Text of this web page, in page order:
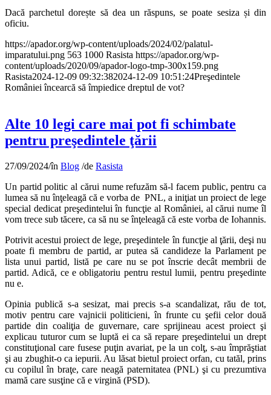
Dacă parchetul dorește să dea un răspuns, se poate sesiza și din
oficiu.
https://apador.org/wp-content/uploads/2024/02/palatul-
imparatului.png 563 1000 Rasista https://apador.org/wp-
content/uploads/2020/09/apador-logo-tmp-300x159.png
Rasista2024-12-09 09:32:382024-12-09 10:51:24Preşedintele
României încearcă să împiedice dreptul de vot?
Alte 10 legi care mai pot fi schimbate
pentru preşedintele ţării
27/09/2024/în Blog /de Rasista
Un partid politic al cărui nume refuzăm să-l facem public, pentru ca
lumea să nu înţeleagă că e vorba de PNL, a iniţiat un proiect de lege
special dedicat preşedintelui în funcţie al României, al cărui nume îl
vom trece sub tăcere, ca să nu se înţeleagă că este vorba de Iohannis.
Potrivit acestui proiect de lege, preşedintele în funcţie al ţării, deşi nu
poate fi membru de partid, ar putea să candideze la Parlament pe
lista unui partid, listă pe care nu se pot înscrie decât membrii de
partid. Adică, ce e obligatoriu pentru restul lumii, pentru preşedinte
nu e.
Opinia publică s-a sesizat, mai precis s-a scandalizat, rău de tot,
motiv pentru care vajnicii politicieni, în frunte cu şefii celor două
partide din coaliţia de guvernare, care sprijineau acest proiect şi
explicau tuturor cum se luptă ei ca să repare preşedintelui un drept
constituţional care fusese puţin avariat, pe la un colţ, s-au împrăştiat
şi au zbughit-o ca iepurii. Au lăsat bietul proiect orfan, cu tatăl, prins
cu copilul în braţe, care neagă paternitatea (PNL) şi cu prezumtiva
mamă care susţine că e virgină (PSD).